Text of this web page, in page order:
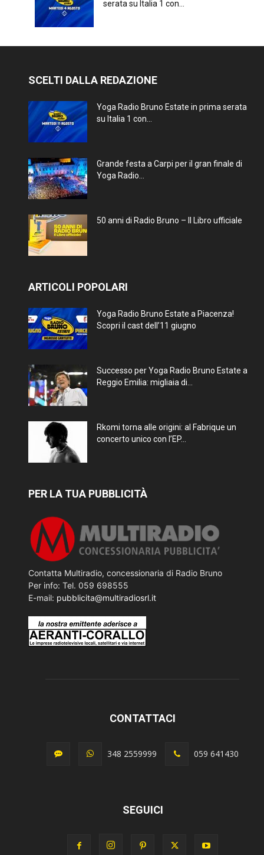
serata su Italia 1 con...
SCELTI DALLA REDAZIONE
Yoga Radio Bruno Estate in prima serata
su Italia 1 con...
Grande festa a Carpi per il gran finale di
Yoga Radio...
50 anni di Radio Bruno – Il Libro ufficiale
ARTICOLI POPOLARI
Yoga Radio Bruno Estate a Piacenza!
Scopri il cast dell’11 giugno
Successo per Yoga Radio Bruno Estate a
Reggio Emilia: migliaia di...
Rkomi torna alle origini: al Fabrique un
concerto unico con l’EP...
PER LA TUA PUBBLICITÀ
Contatta Multiradio, concessionaria di Radio Bruno
Per info: Tel. 059 698555
E-mail: pubblicita@multiradiosrl.it
CONTATTACI
348 2559999 059 641430
SEGUICI